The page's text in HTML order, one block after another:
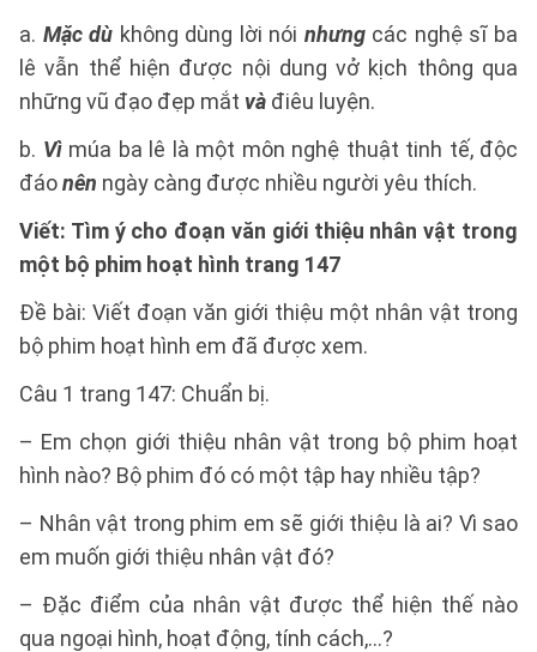
a. Mặc dù không dùng lời nói nhưngcác nghệ sĩ ba
lê vẫn thể hiện được nội dung vở kịch thông qua
những vũ đạo đẹp mắt và điêu luyện.
b. Vìmúa ba lê là một môn nghệ thuật tinh tế, độc
đáonên ngày càng được nhiều người yêu thích.
Viết: Tìm ý cho đoạn văn giới thiệu nhân vật trong
một bộ phim hoạt hình trang 147
Đề bài: Viết đoạn văn giới thiệu một nhân vật trong
bộ phim hoạt hình em đã được xem.
Câu 1 trang 147: Chuẩn bị.
– Em chọn giới thiệu nhân vật trong bộ phim hoạt
hình nào? Bộ phim đó có một tập hay nhiều tập?
– Nhân vật trong phim em sẽ giới thiệu là ai? Vì sao
em muốn giới thiệu nhân vật đó?
– Đặc điểm của nhân vật được thể hiện thế nào
qua ngoại hình, hoạt động, tính cách,...?